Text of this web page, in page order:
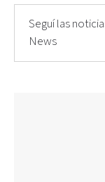
Seguí las
News